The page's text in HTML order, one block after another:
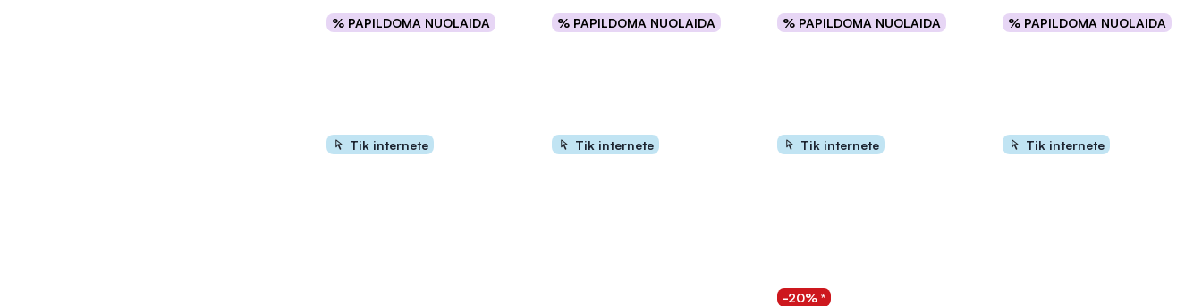
% PAPILDOMA NUOLAIDA
Į krepšelį
% PAPILDOMA NUOLAIDA
Į krepšelį
% PAPILDOMA NUOLAIDA
Į krepšelį
% PAPILDOMA NUOLAIDA
Į krepšelį
Tik internete Tik internete Tik internete
-20% *
Tik internete